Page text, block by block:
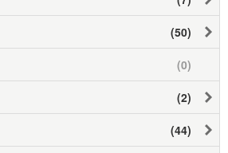
(50)
(0)
(2)
(44)